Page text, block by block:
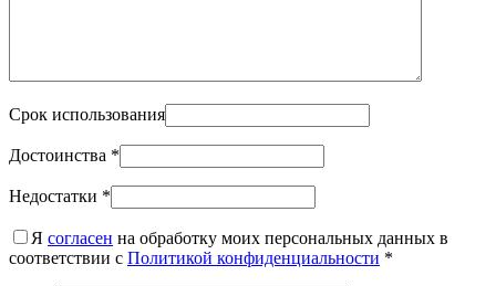
Срок использования
Достоинства *
Недостатки *
Я согласен на обработку моих персональных данных в
соответствии с Политикой конфиденциальности *